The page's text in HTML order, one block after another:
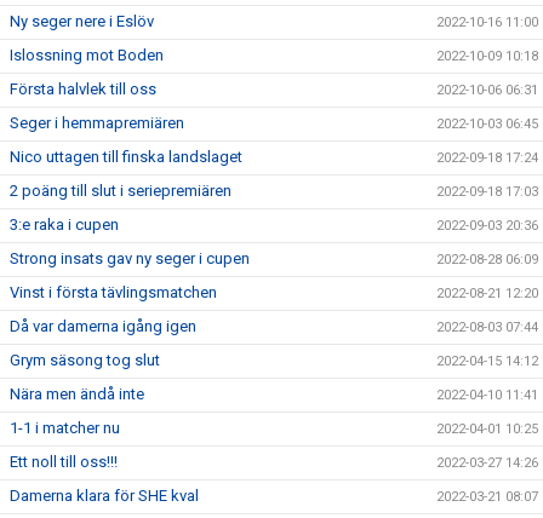
Ny seger nere i Eslöv 2022-10-16 11:00
Islossning mot Boden 2022-10-09 10:18
Första halvlek till oss 2022-10-06 06:31
Seger i hemmapremiären 2022-10-03 06:45
Nico uttagen till finska landslaget 2022-09-18 17:24
2 poäng till slut i seriepremiären 2022-09-18 17:03
3:e raka i cupen 2022-09-03 20:36
Strong insats gav ny seger i cupen 2022-08-28 06:09
Vinst i första tävlingsmatchen 2022-08-21 12:20
Då var damerna igång igen 2022-08-03 07:44
Grym säsong tog slut 2022-04-15 14:12
Nära men ändå inte 2022-04-10 11:41
1-1 i matcher nu 2022-04-01 10:25
Ett noll till oss!!! 2022-03-27 14:26
Damerna klara för SHE kval 2022-03-21 08:07